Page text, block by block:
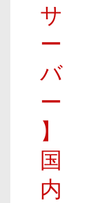
サ
ー
バ
ー
】
国
内